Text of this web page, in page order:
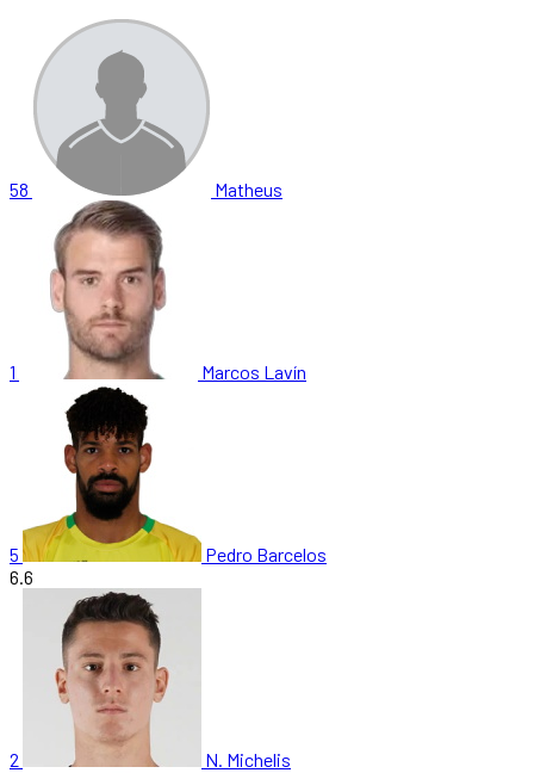
58 Matheus
1 Marcos Lavín
5
Pedro Barcelos
6.6
2 N. Michelis